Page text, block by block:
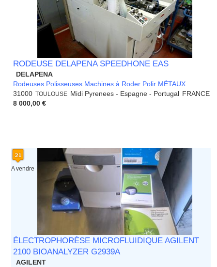
RODEUSE DELAPENA SPEEDHONE EAS
DELAPENA
Rodeuses Polisseuses Machines à Roder Polir MÉTAUX
31000 TOULOUSE Midi Pyrenees - Espagne - Portugal FRANCE
8 000,00 €
A vendre
ÉLECTROPHORÈSE MICROFLUIDIQUE AGILENT
2100 BIOANALYZER G2939A
AGILENT